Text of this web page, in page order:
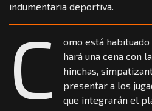
indumentaria deportiva.
C
omo está
hará una cena con
hinchas,
presentar a los
que integrarán el